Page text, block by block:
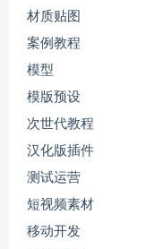
材质贴图
案例教程
模型
模版预设
次世代教程
汉化版插件
测试运营
短视频素材
移动开发